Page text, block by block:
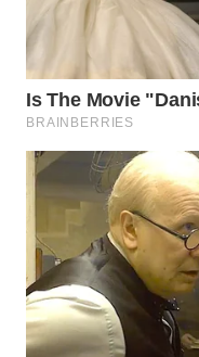
WN
WN
CIANJUR
KEPULAUAN
SERIBU
WN
TANGERANG